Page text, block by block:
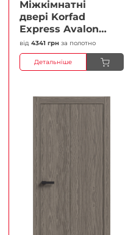
Міжкімнатні
двері Korfad
Express Avalon
Білий мат
Кристал
Антискретч
від 4341 грн за полотно
Детальніше